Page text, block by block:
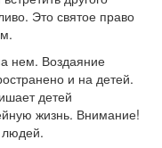
Это святое право
нем. Воздаяние
и на детей.
детей
жизнь. Внимание!